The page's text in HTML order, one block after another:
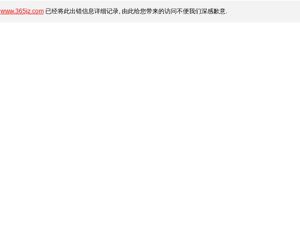
www.365jz.com已经将此出错信息详细记录, 由此给您带来的访问不便我们深感歉意.